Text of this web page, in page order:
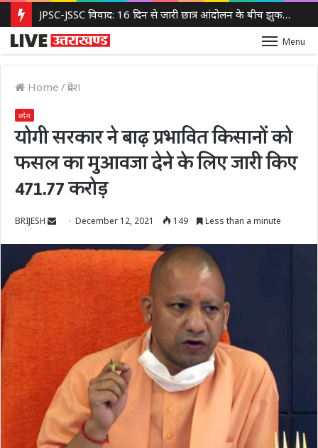
JPSC-JSSC विवाद: 16 दिन से जारी छात्र आंदोलन के बीच झुकती दिखी झारखंड सरकार, 14वीं JPSC PT रद्द करने पर विचार
Menu
Home /प्रदेश
प्रदेश
योगी सरकार ने बाढ़ प्रभावित किसानों को
फसल का मुआवजा देने के लिए जारी किए
471.77 करोड़
BRIJESH
Send
email
December 12, 2021 149 Less than a minute